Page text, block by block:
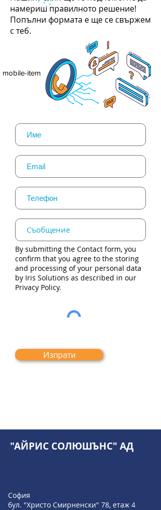
намериш правилното решение!
Попълни формата е ще се свържем
с теб.
By submitting the Contact form, you
confirm that you agree to the storing
and processing of your personal data
by Iris Solutions as described in our
Privacy Policy.
Изпрати
mobile-item
"АЙРИС СОЛЮШЪНС" АД
София
бул. "Христо Смирненски" 78, етаж 4